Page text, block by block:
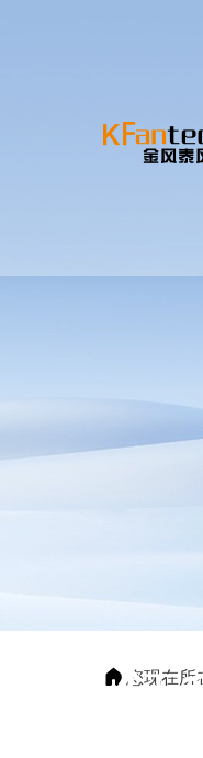
工您现在所